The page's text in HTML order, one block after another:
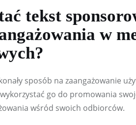
tekst
w
sposób na zaangażowanie
go do promowania
wśród swoich odbiorców.